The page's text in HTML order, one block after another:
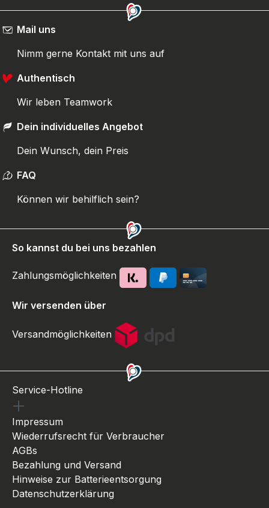
Mail uns
Nimm gerne Kontakt mit uns auf
Authentisch
Wir leben Teamwork
Dein individuelles Angebot
Dein Wunsch, dein Preis
FAQ
Können wir behilflich sein?
So kannst du bei uns bezahlen
Zahlungsmöglichkeiten
Wir versenden über
Versandmöglichkeiten
Service-Hotline
Impressum
Wiederrufsrecht für Verbraucher
AGBs
Bezahlung und Versand
Hinweise zur Batterieentsorgung
Datenschutzerklärung